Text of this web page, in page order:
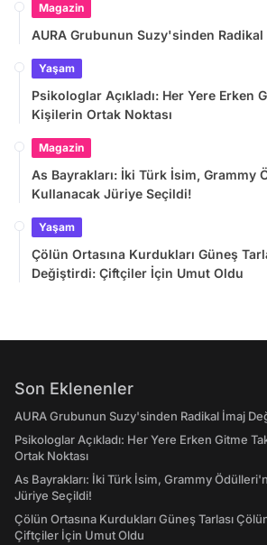
Magazin
AURA Grubunun Suzy'sinden
Yaşam
Psikologlar Açıkladı: Her Yere Erken
Kişilerin Ortak Noktası
Magazin
As Bayrakları: İki Türk İsim, Grammy
Kullanacak Jüriye Seçildi!
Yaşam
Çölün Ortasına Kurdukları Güneş
Değiştirdi: Çiftçiler İçin Umut Oldu
Son Eklenenler
AURA Grubunun Suzy'sinden Radikal İmaj
Psikologlar Açıkladı: Her Yere Erken Gitme
Ortak Noktası
As Bayrakları: İki Türk İsim, Grammy
Jüriye Seçildi!
Çölün Ortasına Kurdukları Güneş Tarlası
Çiftçiler İçin Umut Oldu